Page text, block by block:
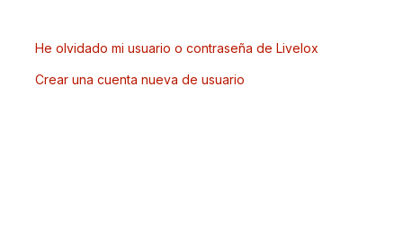
He olvidado mi usuario o contraseña de Livelox
Crear una cuenta nueva de usuario